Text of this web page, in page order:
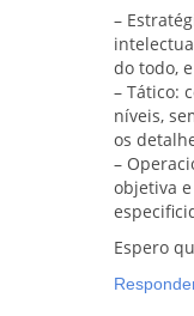
–
do todo,
– Tático:
níveis,
os
–
objetiva
Espero